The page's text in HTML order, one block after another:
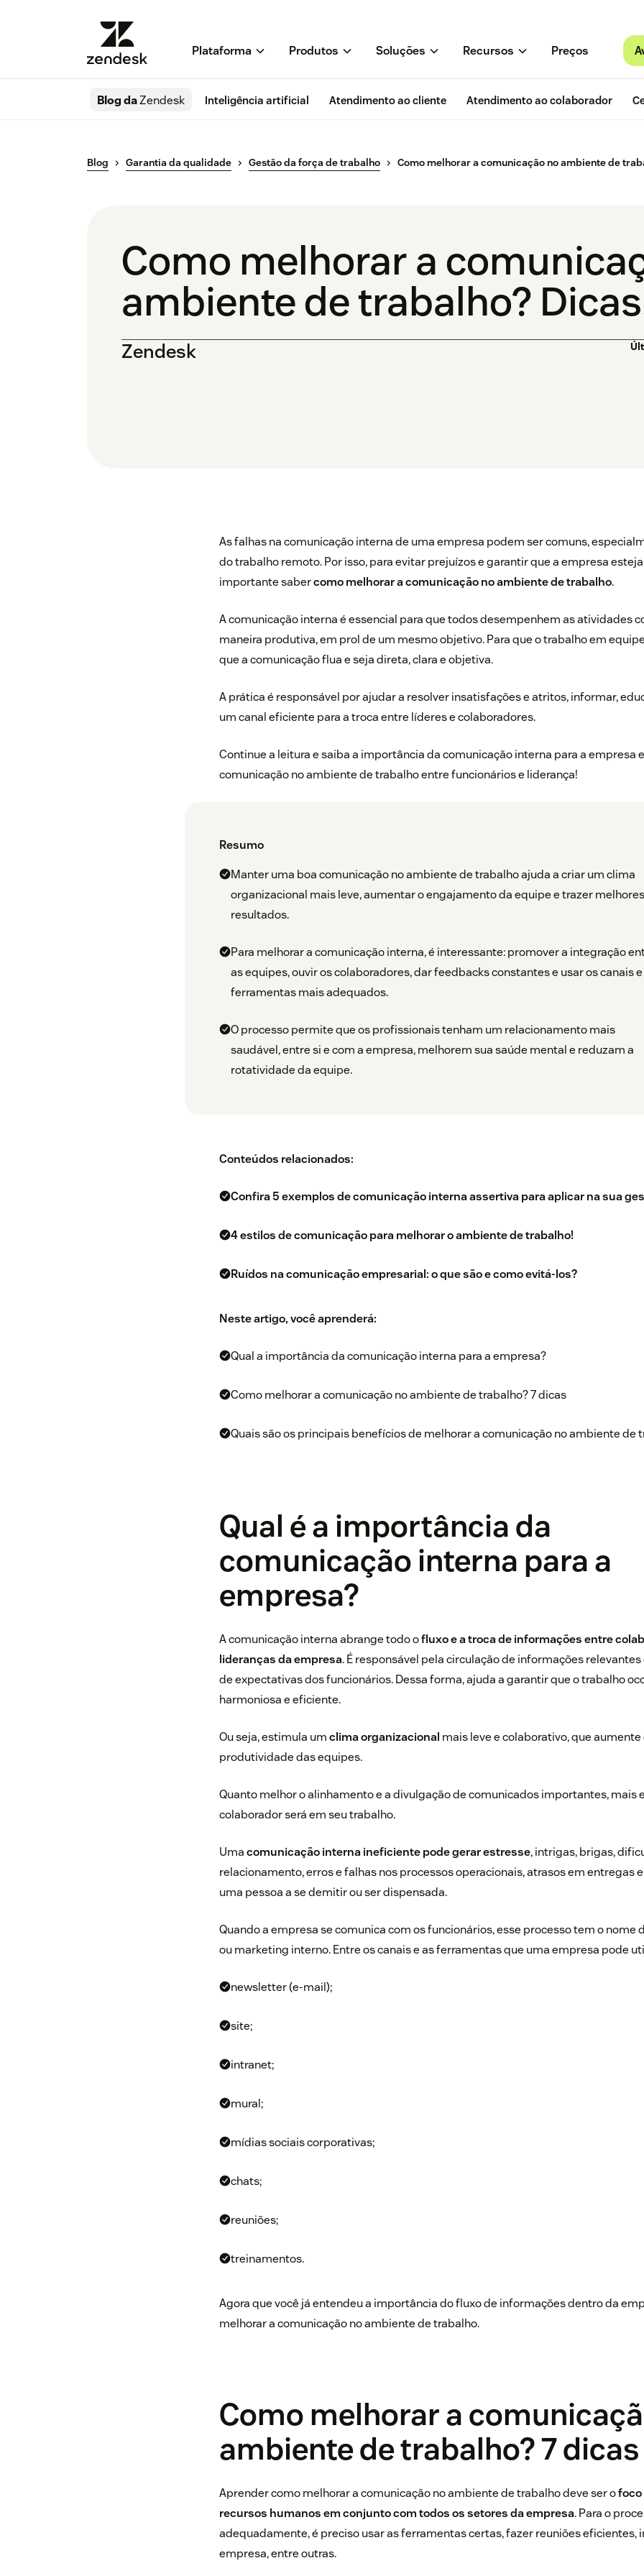
Plataforma Produtos Soluções Recursos Preços
Blog daZendesk Inteligência artificial Atendimento ao cliente Atendimento ao colaborador
Blog Garantia da qualidade Gestão da força de trabalho Como melhorar a comunicação no ambiente de
Como melhorar a
ambiente de trabalho?
Zendesk
As falhas na comunicação interna de uma empresa podem ser comuns,
do trabalho remoto. Por isso, para evitar prejuízos e garantir que a empresa
importante sabercomo melhorar a comunicação no ambiente de trabalho.
A comunicação interna é essencial para que todos desempenhem as atividades
maneira produtiva, em prol de um mesmo objetivo. Para que o trabalho em
que a comunicação flua e seja direta, clara e objetiva.
A prática é responsável por ajudar a resolver insatisfações e atritos, informar,
um canal eficiente para a troca entre líderes e colaboradores.
Continue a leitura e saiba a importância da comunicação interna para a empresa
comunicação no ambiente de trabalho entre funcionários e liderança!
Resumo
Manter uma boa comunicação no ambiente de trabalho ajuda a criar um clima
organizacional mais leve, aumentar o engajamento da equipe e trazer melhores
resultados.
Para melhorar a comunicação interna, é interessante: promover a integração
as equipes, ouvir os colaboradores, dar feedbacks constantes e usar os canais e
ferramentas mais adequados.
O processo permite que os profissionais tenham um relacionamento mais
saudável, entre si e com a empresa, melhorem sua saúde mental e reduzam a
rotatividade da equipe.
Conteúdos relacionados:
Confira 5 exemplos de comunicação interna assertiva para aplicar na sua
4 estilos de comunicação para melhorar o ambiente de trabalho!
Ruídos na comunicação empresarial: o que são e como evitá-los?
Neste artigo, você aprenderá:
Qual a importância da comunicação interna para a empresa?
Como melhorar a comunicação no ambiente de trabalho? 7 dicas
Quais são os principais benefícios de melhorar a comunicação no ambiente de
Qual é a importância da
comunicação interna para a
empresa?
A comunicação interna abrange todo ofluxo e a troca de informações entre
lideranças da empresa. É responsável pela circulação de informações
de expectativas dos funcionários. Dessa forma, ajuda a garantir que o trabalho
harmoniosa e eficiente.
Ou seja, estimula umclima organizacional mais leve e colaborativo, que
produtividade das equipes.
Quanto melhor o alinhamento e a divulgação de comunicados importantes, mais
colaborador será em seu trabalho.
Umacomunicação interna ineficiente pode gerar estresse, intrigas, brigas,
relacionamento, erros e falhas nos processos operacionais, atrasos em entregas
uma pessoa a se demitir ou ser dispensada.
Quando a empresa se comunica com os funcionários, esse processo tem o nome
ou marketing interno. Entre os canais e as ferramentas que uma empresa pode
newsletter (e-mail);
site;
intranet;
mural;
mídias sociais corporativas;
chats;
reuniões;
treinamentos.
Agora que você já entendeu a importância do fluxo de informações dentro da
melhorar a comunicação no ambiente de trabalho.
Como melhorar a
ambiente de trabalho? 7 dicas
Aprender como melhorar a comunicação no ambiente de trabalho deve ser ofoco
recursos humanos em conjunto com todos os setores da empresa. Para o
adequadamente, é preciso usar as ferramentas certas, fazer reuniões eficientes,
empresa, entre outras.